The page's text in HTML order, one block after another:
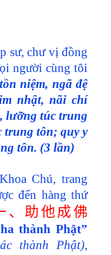
sư, chư vị đồng
người cùng tôi
niệm, ngã đệ
nhật, nãi chí
lưỡng túc trung
trung tôn; quy y
tôn. (3 lần)
Chú, trang
đến hàng thứ
、助他成佛
thành Phật”
thành Phật),